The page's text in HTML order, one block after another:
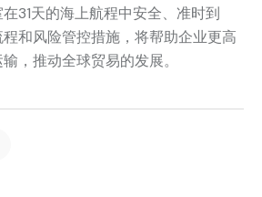
31天的海上航程中安全、准时到
和风险管控措施，将帮助企业更高
，推动全球贸易的发展。